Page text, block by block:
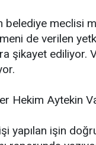
belediye meclisi
de verilen
şikayet ediliyor.
Hekim Aytekin
yapılan işin